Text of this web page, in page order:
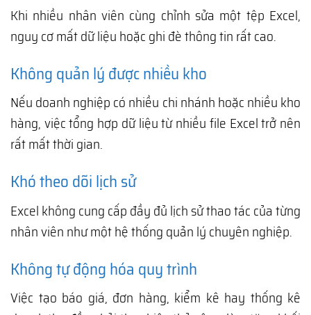
Khi nhiều nhân viên cùng chỉnh sửa một tệp Excel,
nguy cơ mất dữ liệu hoặc ghi đè thông tin rất cao.
Không quản lý được nhiều kho
Nếu doanh nghiệp có nhiều chi nhánh hoặc nhiều kho
hàng, việc tổng hợp dữ liệu từ nhiều file Excel trở nên
rất mất thời gian.
Khó theo dõi lịch sử
Excel không cung cấp đầy đủ lịch sử thao tác của từng
nhân viên như một hệ thống quản lý chuyên nghiệp.
Không tự động hóa quy trình
Việc tạo báo giá, đơn hàng, kiểm kê hay thống kê